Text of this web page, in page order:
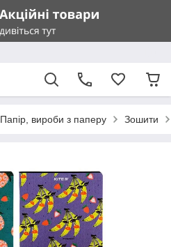
Папір, вироби з паперу Зошити